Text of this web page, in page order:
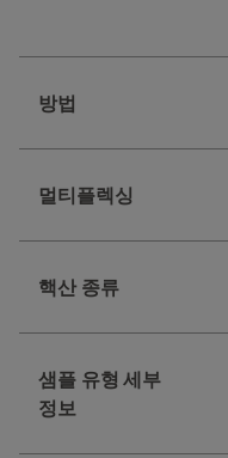
방법
멀티플렉싱
핵산 종류
샘플 유형 세부
정보